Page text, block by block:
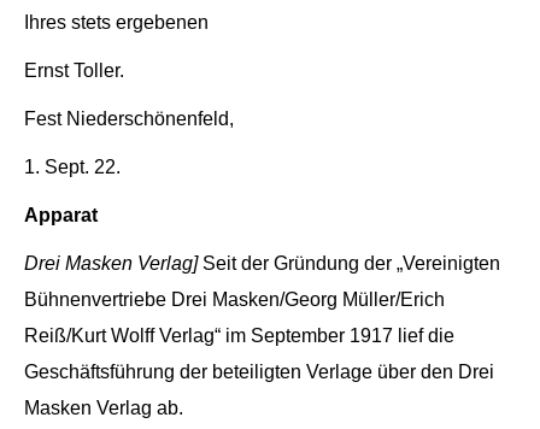
Ihres stets ergebenen
Ernst Toller.
Fest Niederschönenfeld,
1. Sept. 22.
Apparat
Drei Masken Verlag]Seit der Gründung der „Vereinigten
Bühnenvertriebe Drei Masken/Georg Müller/Erich
Reiß/Kurt Wolff Verlag“ im September 1917 lief die
Geschäftsführung der beteiligten Verlage über den Drei
Masken Verlag ab.